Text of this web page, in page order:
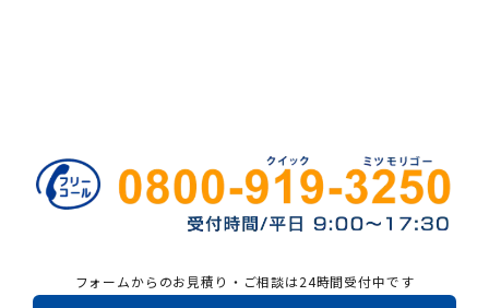
フォームからのお見積り・ご相談は24時間受付中です